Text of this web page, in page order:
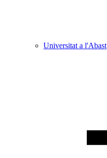
Universitat a l'Abast